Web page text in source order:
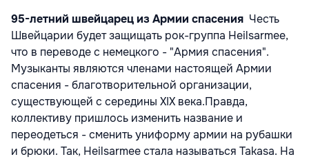
95-летний швейцарец из Армии спасения Честь
Швейцарии будет защищать рок-группа Heilsarmee,
что в переводе с немецкого - "Армия спасения".
Музыканты являются членами настоящей Армии
спасения - благотворительной организации,
существующей с середины XIX века.Правда,
коллективу пришлось изменить название и
переодеться - сменить униформу армии на рубашки
и брюки. Так, Heilsarmee стала называться Takasa. На